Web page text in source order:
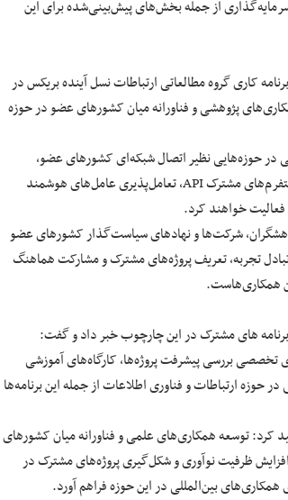
از جمله بخش‌های پیش‌بینی‌شده برای این
کاری گروه مطالعاتی ارتباطات نسل آینده بریکس در
همکاری‌های پژوهشی و فناورانه میان کشورهای عضو در حوزه
در حوزه‌هایی نظیر اتصال شبکه‌ای کشورهای عضو،
فناوری‌های ارتباطی آینده موسوم به Net2030، توسعه پلتفرم‌های مشترک API، تعامل‌پذیری عامل‌های هوشمند
خواهند کرد.
شرکت‌ها و نهادهای سیاست‌گذار کشورهای عضو
تجربه، تعریف پروژه‌های مشترک و مشارکت هماهنگ
همکاری‌هاست.
برنامه‌ های مشترک در این چارچوب خبر داد و گفت:
بررسی پیشرفت پروژه‌ها، کارگاه‌های آموزشی
حوزه ارتباطات و فناوری اطلاعات از جمله این برنامه‌ها
کرد: توسعه همکاری‌های علمی و فناورانه میان کشورهای
ظرفیت نوآوری و شکل‌گیری پروژه‌های مشترک در
بین‌المللی در این حوزه فراهم آورد.